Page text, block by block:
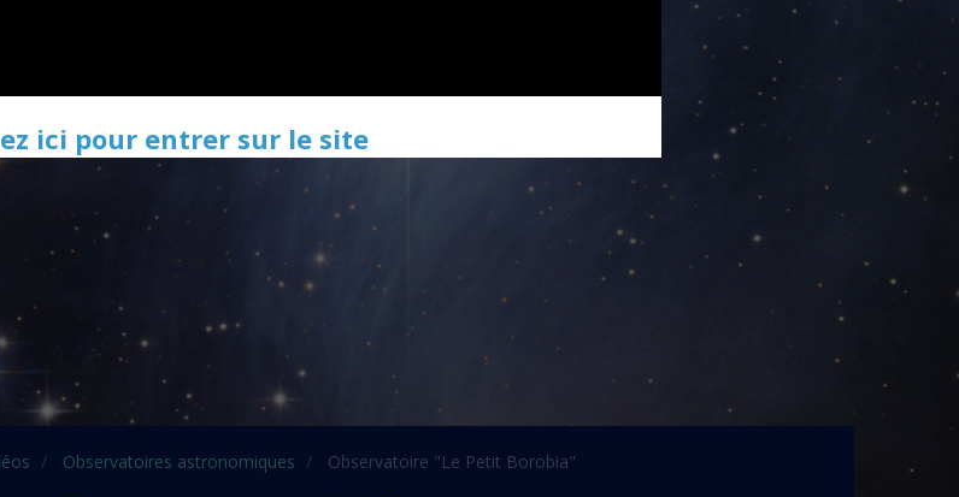
Observatoires astronomiques Observatoire "Le Petit Borobia"
ici pour entrer sur le site